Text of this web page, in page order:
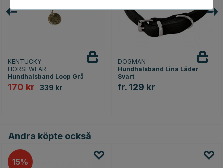
KENTUCKY
HORSEWEAR
Hundhalsband Loop Grå
170 kr 339 kr
DOGMAN
Hundhalsband Lina Läder
Svart
fr. 129 kr
Andra köpte också
15